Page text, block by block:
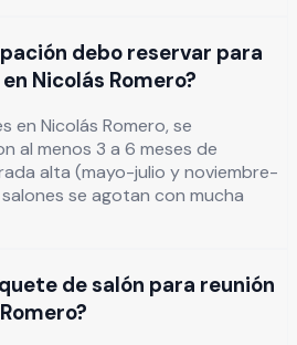
debo reservar para
Nicolás Romero?
en Nicolás Romero, se
al menos 3 a 6 meses de
alta (mayo-julio y noviembre-
se agotan con mucha
de salón para reunión